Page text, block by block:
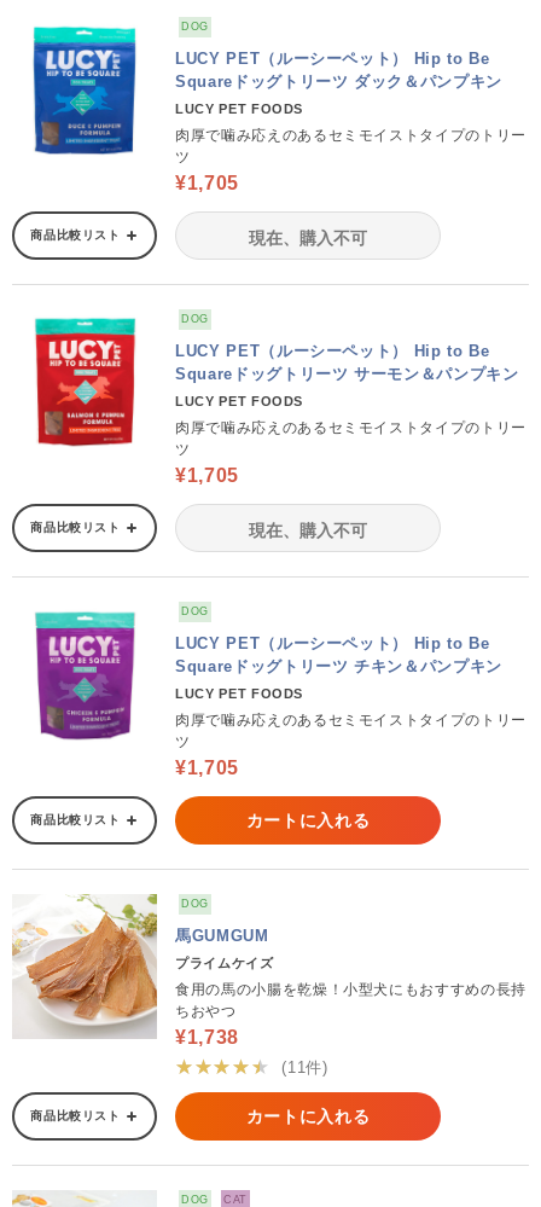
DOG
LUCY PET（ルーシーペット） Hip to Be
Squareドッグトリーツ ダック＆パンプキン
LUCY PET FOODS
肉厚で噛み応えのあるセミモイストタイプのトリー
ツ
¥1,705
商品比較リスト 現在、購入不可
DOG
LUCY PET（ルーシーペット） Hip to Be
Squareドッグトリーツ サーモン＆パンプキン
LUCY PET FOODS
肉厚で噛み応えのあるセミモイストタイプのトリー
ツ
¥1,705
商品比較リスト 現在、購入不可
DOG
LUCY PET（ルーシーペット） Hip to Be
Squareドッグトリーツ チキン＆パンプキン
LUCY PET FOODS
肉厚で噛み応えのあるセミモイストタイプのトリー
ツ
¥1,705
商品比較リスト カートに入れる
DOG
馬GUMGUM
プライムケイズ
食用の馬の小腸を乾燥！小型犬にもおすすめの長持
ちおやつ
¥1,738
★★★★★
(11件)
商品比較リスト カートに入れる
DOG CAT